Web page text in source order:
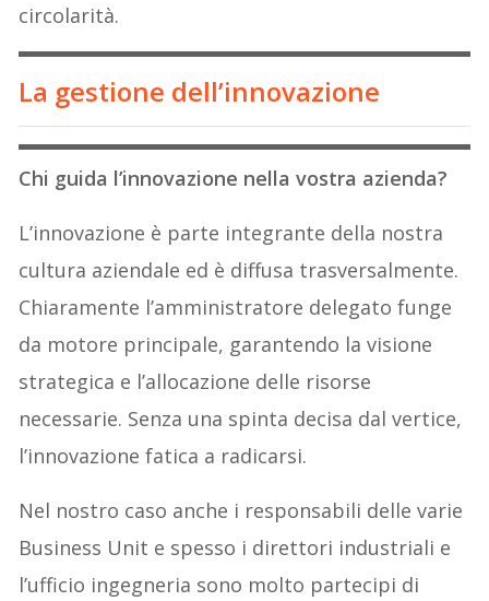
circolarità.
La gestione dell’innovazione
Chi guida l’innovazione nella vostra azienda?
L’innovazione è parte integrante della nostra
cultura aziendale ed è diffusa trasversalmente.
Chiaramente l’amministratore delegato funge
da motore principale, garantendo la visione
strategica e l’allocazione delle risorse
necessarie. Senza una spinta decisa dal vertice,
l’innovazione fatica a radicarsi.
Nel nostro caso anche i responsabili delle varie
Business Unit e spesso i direttori industriali e
l’ufficio ingegneria sono molto partecipi di